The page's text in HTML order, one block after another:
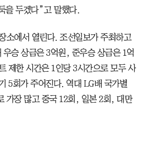
을 두겠다”고 말했다.
소에서 열린다. 조선일보가 주최하고
우승 상금은 3억원, 준우승 상금은 1억
제한 시간은 1인당 3시간으로 모두 사
5회가 주어진다. 역대 LG배 국가별
가장 많고 중국 12회, 일본 2회, 대만